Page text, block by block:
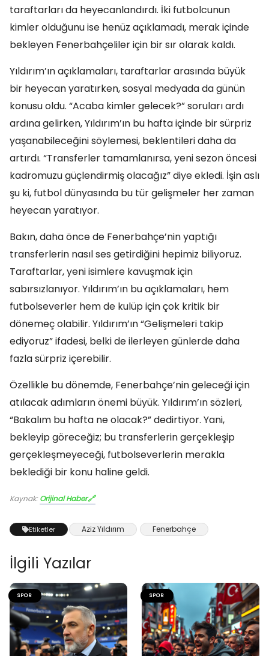
taraftarları da heyecanlandırdı. İki futbolcunun
kimler olduğunu ise henüz açıklamadı, merak içinde
bekleyen Fenerbahçeliler için bir sır olarak kaldı.
Yıldırım’ın açıklamaları, taraftarlar arasında büyük
bir heyecan yaratırken, sosyal medyada da günün
konusu oldu. “Acaba kimler gelecek?” soruları ardı
ardına gelirken, Yıldırım’ın bu hafta içinde bir sürpriz
yaşanabileceğini söylemesi, beklentileri daha da
artırdı. “Transferler tamamlanırsa, yeni sezon öncesi
kadromuzu güçlendirmiş olacağız” diye ekledi. İşin aslı
şu ki, futbol dünyasında bu tür gelişmeler her zaman
heyecan yaratıyor.
Bakın, daha önce de Fenerbahçe’nin yaptığı
transferlerin nasıl ses getirdiğini hepimiz biliyoruz.
Taraftarlar, yeni isimlere kavuşmak için
sabırsızlanıyor. Yıldırım’ın bu açıklamaları, hem
futbolseverler hem de kulüp için çok kritik bir
dönemeç olabilir. Yıldırım’ın “Gelişmeleri takip
ediyoruz” ifadesi, belki de ilerleyen günlerde daha
fazla sürpriz içerebilir.
Özellikle bu dönemde, Fenerbahçe’nin geleceği için
atılacak adımların önemi büyük. Yıldırım’ın sözleri,
“Bakalım bu hafta ne olacak?” dedirtiyor. Yani,
bekleyip göreceğiz; bu transferlerin gerçekleşip
gerçekleşmeyeceği, futbolseverlerin merakla
beklediği bir konu haline geldi.
Kaynak:Orijinal Haber
Etiketler Aziz Yıldırım Fenerbahçe
İlgili Yazılar
SPOR SPOR